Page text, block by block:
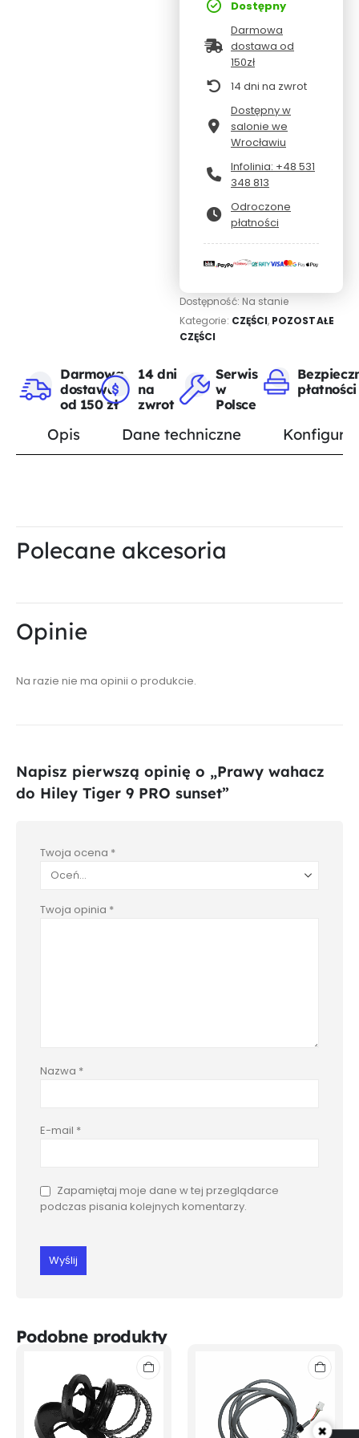
Dostępny
Darmowa
dostawa od
150zł
14 dni na zwrot
Dostępny w
salonie we
Wrocławiu
Infolinia: +48 531
348 813
Odroczone
płatności
Dostępność: Na stanie
Kategorie: CZĘŚCI, POZOSTAŁE
CZĘŚCI
Darmowa
dostawa
od 150 zł
14 dni
na
zwrot
Serwis
w
Polsce
płatności
Opis Dane techniczne
Polecane akcesoria
Opinie
Na razie nie ma opinii o produkcie.
Napisz pierwszą opinię o „Prawy wahacz
do Hiley Tiger 9 PRO sunset”
Twoja ocena *
Twoja opinia *
Nazwa *
E-mail *
Zapamiętaj moje dane w tej przeglądarce
podczas pisania kolejnych komentarzy.
Podobne produkty
×